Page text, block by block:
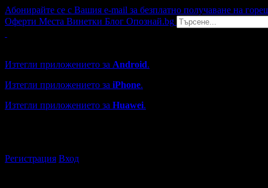
Абонирайте се с Вашия e-mail за безплатно получаване на
Оферти Места Винетки Блог Опознай.bg
Изтегли приложението за Android.
Изтегли приложението за iPhone.
Изтегли приложението за Huawei.
Регистрация Вход